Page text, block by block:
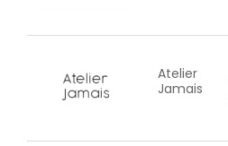
Atelier
Jamais